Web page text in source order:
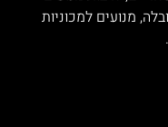
מנועים למכוניות